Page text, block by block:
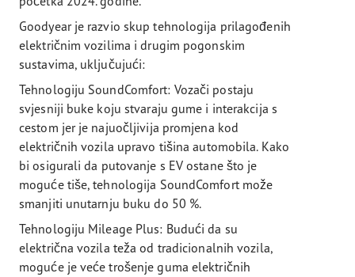
Goodyear je razvio skup tehnologija prilagođenih
električnim vozilima i drugim pogonskim
sustavima, uključujući:
Tehnologiju SoundComfort: Vozači postaju
svjesniji buke koju stvaraju gume i interakcija s
cestom jer je najuočljivija promjena kod
električnih vozila upravo tišina automobila. Kako
bi osigurali da putovanje s EV ostane što je
moguće tiše, tehnologija SoundComfort može
smanjiti unutarnju buku do 50 %.
Tehnologiju Mileage Plus: Budući da su
električna vozila teža od tradicionalnih vozila,
moguće je veće trošenje guma električnih